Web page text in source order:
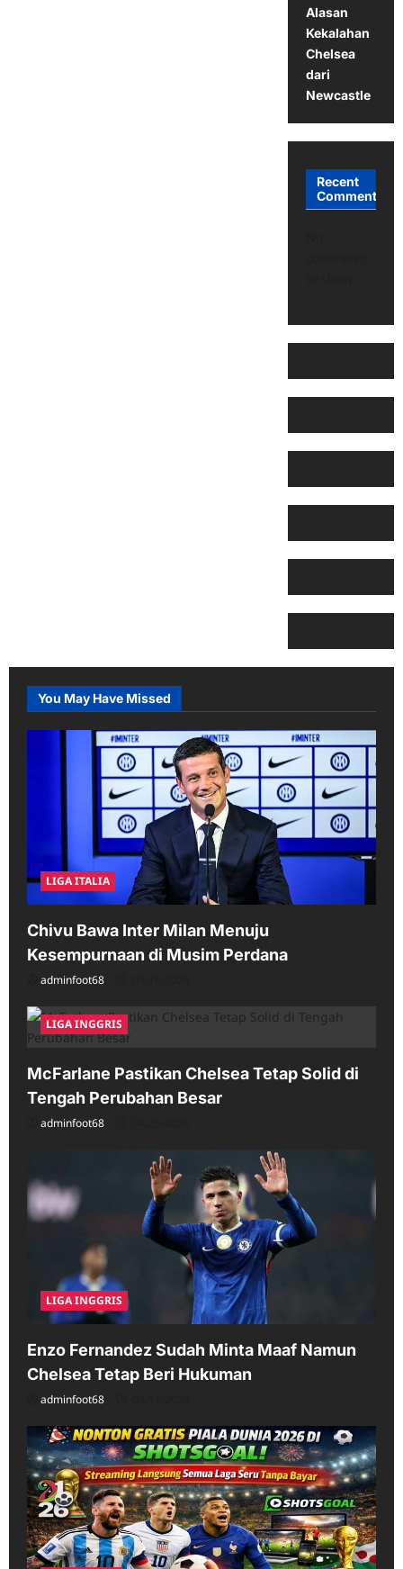
Alasan
Kekalahan
Chelsea
dari
Newcastle
Recent
Comments
You May Have Missed
LIGA ITALIA
Chivu Bawa Inter Milan Menuju
Kesempurnaan di Musim Perdana
adminfoot68
LIGA INGGRIS
McFarlane Pastikan Chelsea Tetap Solid di
Tengah Perubahan Besar
adminfoot68
LIGA INGGRIS
Enzo Fernandez Sudah Minta Maaf Namun
Chelsea Tetap Beri Hukuman
adminfoot68